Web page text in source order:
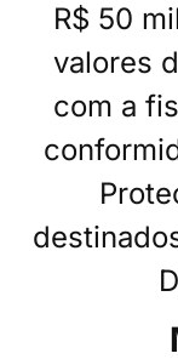
R$ 50
valores
com a